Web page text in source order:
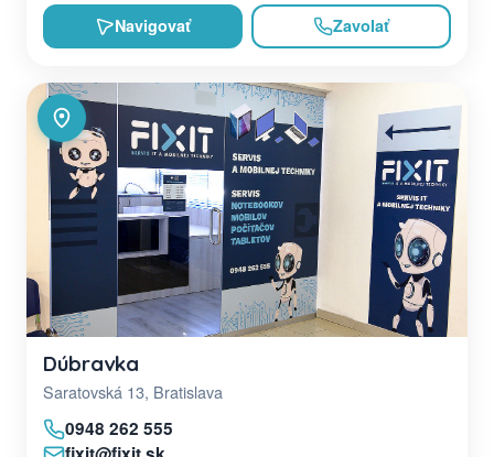
Navigovať Zavolať
Dúbravka
Saratovská 13, Bratislava
0948 262 555